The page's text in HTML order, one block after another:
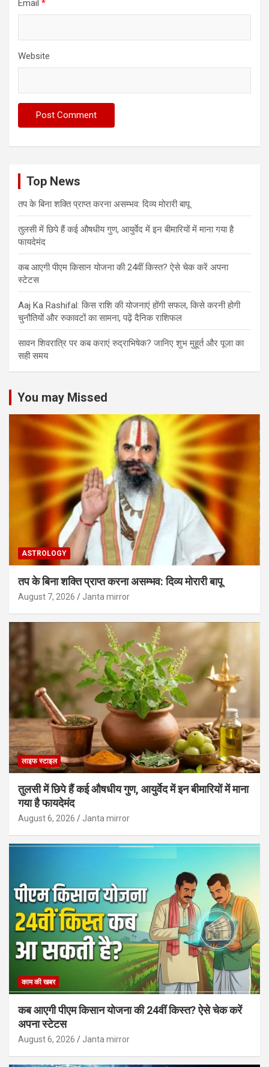
Email *
Website
Top News
तप के बिना शक्ति प्राप्त करना असम्भव: दिव्य मोरारी बापू
तुलसी में छिपे हैं कई औषधीय गुण, आयुर्वेद में इन बीमारियों में माना गया है
फायदेमंद
कब आएगी पीएम किसान योजना की 24वीं किस्त? ऐसे चेक करें अपना
स्टेटस
Aaj Ka Rashifal: किस राशि की योजनाएं होंगी सफल, किसे करनी होगी
चुनौतियों और रुकावटों का सामना, पढ़ें दैनिक राशिफल
सावन शिवरात्रि पर कब कराएं रुद्राभिषेक? जानिए शुभ मुहूर्त और पूजा का
सही समय
You may Missed
ASTROLOGY
तप के बिना शक्ति प्राप्त करना असम्भव: दिव्य मोरारी बापू
August 7, 2026 Janta mirror
लाइफ स्टाइल
तुलसी में छिपे हैं कई औषधीय गुण, आयुर्वेद में इन बीमारियों में माना
गया है फायदेमंद
August 6, 2026 Janta mirror
काम की खबर
कब आएगी पीएम किसान योजना की 24वीं किस्त? ऐसे चेक करें
अपना स्टेटस
August 6, 2026 Janta mirror